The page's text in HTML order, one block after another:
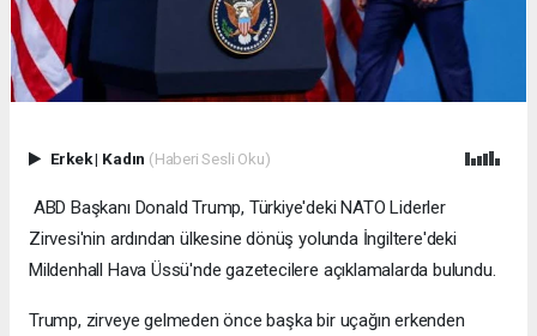
Erkek| Kadın (Haberi Sesli Oku)
ABD Başkanı Donald Trump, Türkiye'deki NATO Liderler
Zirvesi'nin ardından ülkesine dönüş yolunda İngiltere'deki
Mildenhall Hava Üssü'nde gazetecilere açıklamalarda bulundu.
Trump, zirveye gelmeden önce başka bir uçağın erkenden